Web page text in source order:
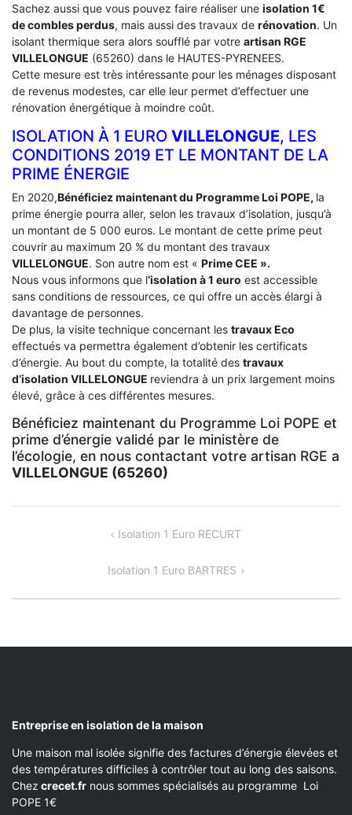
Sachez aussi que vous pouvez faire réaliser une isolation 1€
de combles perdus, mais aussi des travaux de rénovation. Un
isolant thermique sera alors soufflé par votre artisan RGE
VILLELONGUE (65260) dans le HAUTES-PYRENEES.
Cette mesure est très intéressante pour les ménages disposant
de revenus modestes, car elle leur permet d’effectuer une
rénovation énergétique à moindre coût.
ISOLATION À 1 EURO VILLELONGUE, LES
CONDITIONS 2019 ET LE MONTANT DE LA
PRIME ÉNERGIE
En 2020,Bénéficiez maintenant du Programme Loi POPE, la
prime énergie pourra aller, selon les travaux d’isolation, jusqu’à
un montant de 5 000 euros. Le montant de cette prime peut
couvrir au maximum 20 % du montant des travaux
VILLELONGUE. Son autre nom est « Prime CEE ».
Nous vous informons que l‘isolation à 1 euro est accessible
sans conditions de ressources, ce qui offre un accès élargi à
davantage de personnes.
De plus, la visite technique concernant les travaux Eco
effectués va permettra également d’obtenir les certificats
d’énergie. Au bout du compte, la totalité des travaux
d’isolation VILLELONGUE reviendra à un prix largement moins
élevé, grâce à ces différentes mesures.
Bénéficiez maintenant du Programme Loi POPE et
prime d’énergie validé par le ministère de
l’écologie, en nous contactant votre artisan RGE a
VILLELONGUE (65260)
Isolation 1 Euro RECURT
Isolation 1 Euro BARTRES
Entreprise en isolation de la maison
Une maison mal isolée signifie des factures d’énergie élevées et
des températures difficiles à contrôler tout au long des saisons.
Chez crecet.fr nous sommes spécialisés au programme Loi
POPE 1€